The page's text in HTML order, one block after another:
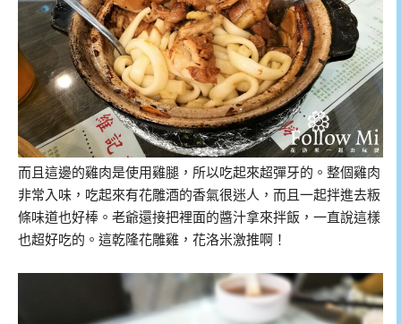
而且這邊的雞肉是使用雞腿，所以吃起來超彈牙的。整個雞肉
非常入味，吃起來有花雕酒的香氣很迷人，而且一起拌進去粄
條味道也好棒。老爺還接把裡面的醬汁拿來拌飯，一直說這樣
也超好吃的。這乾隆花雕雞，花洛米激推啊！